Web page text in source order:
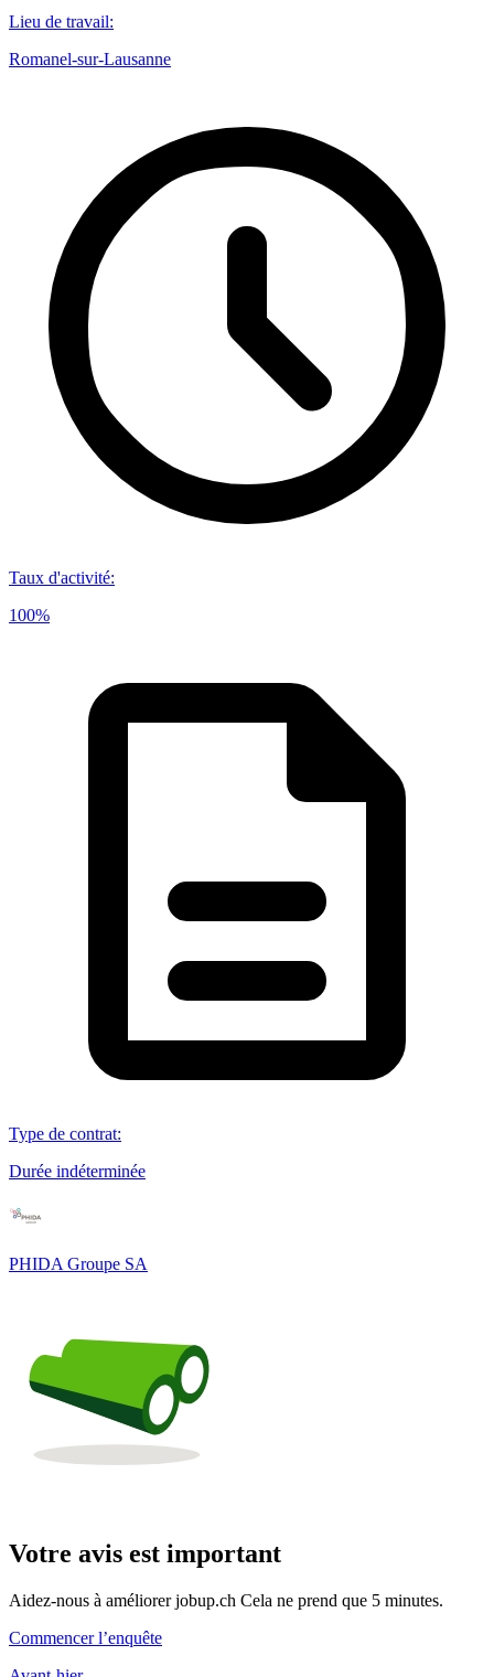
Lieu de travail:
Romanel-sur-Lausanne
Taux d'activité:
100%
Type de contrat:
Durée indéterminée
PHIDA Groupe SA
Votre avis est important
Aidez-nous à améliorer jobup.ch Cela ne prend que 5 minutes.
Commencer l’enquête